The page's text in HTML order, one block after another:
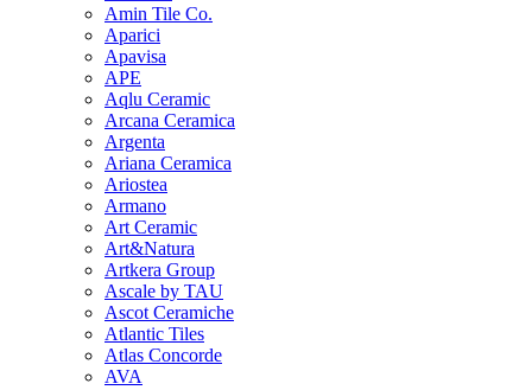
Amin Tile Co.
Aparici
Apavisa
APE
Aqlu Ceramic
Arcana Ceramica
Argenta
Ariana Ceramica
Ariostea
Armano
Art Ceramic
Art&Natura
Artkera Group
Ascale by TAU
Ascot Ceramiche
Atlantic Tiles
Atlas Concorde
AVA